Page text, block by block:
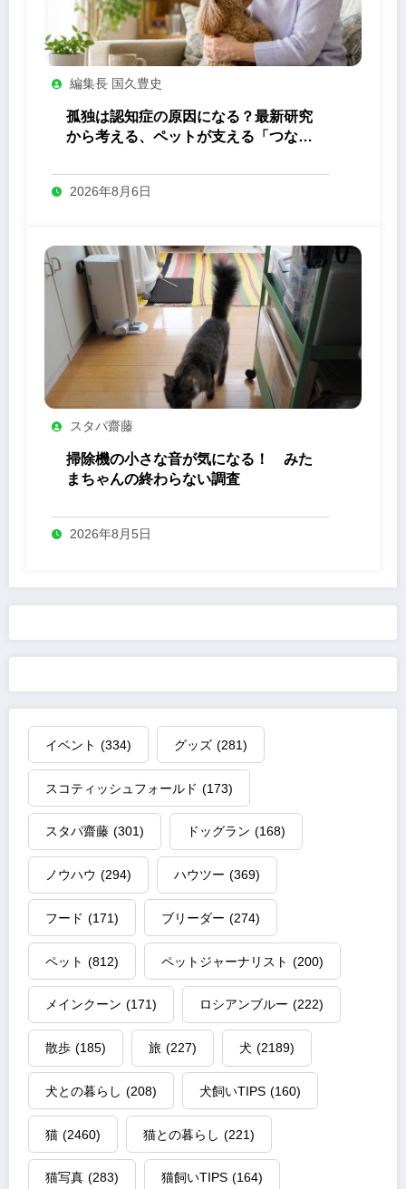
編集長 国久豊史
孤独は認知症の原因になる？最新研究
から考える、ペットが支える「つなが
2026年8月6日
スタパ齋藤
掃除機の小さな音が気になる！ みた
まちゃんの終わらない調査
2026年8月5日
イベント (334) グッズ (281)
スコティッシュフォールド (173)
スタパ齋藤 (301) ドッグラン (168)
ノウハウ (294) ハウツー (369)
フード (171) ブリーダー (274)
ペット (812) ペットジャーナリスト (200)
メインクーン (171) ロシアンブルー (222)
散歩 (185) 旅 (227) 犬 (2189)
犬との暮らし (208) 犬飼いTIPS (160)
猫 (2460) 猫との暮らし (221)
猫写真 (283) 猫飼いTIPS (164)